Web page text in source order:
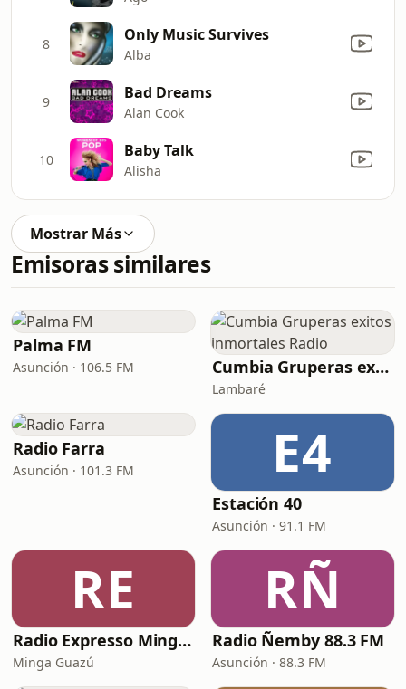
8 Only Music Survives
Alba
9 Bad Dreams
Alan Cook
10 Baby Talk
Alisha
Mostrar Más
Emisoras similares
Palma FM
Asunción · 106.5 FM Cumbia Gruperas exitos inmortales Radio
Lambaré
Radio Farra
Asunción · 101.3 FM E4
Estación 40
Asunción · 91.1 FM
RE
Radio Expresso Minga Guazú
Minga Guazú
RÑ
Radio Ñemby 88.3 FM
Asunción · 88.3 FM